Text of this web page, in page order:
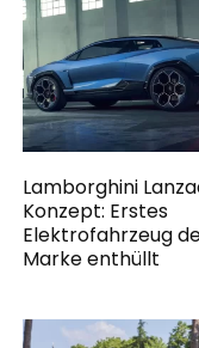
Lamborghini
Konzept: Erstes
Elektrofahrzeug
Marke enthüllt